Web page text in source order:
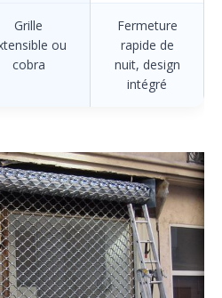
Grille
ou
cobra
Fermeture
rapide de
nuit, design
intégré